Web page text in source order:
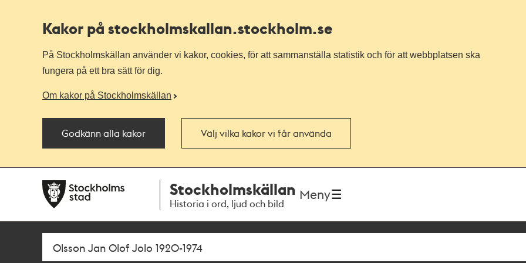
Kakor på stockholmskallan.stockholm.se
På Stockholmskällan använder vi kakor, cookies, för att sammanställa statistik och för att webbplatsen ska
fungera på ett bra sätt för dig.
Om kakor på Stockholmskällan
Godkänn alla kakor Välj vilka kakor vi får använda
navigationen
huvudinnehållet
Stockholmskällan
Historia i ord, ljud och bild
Meny
Sök